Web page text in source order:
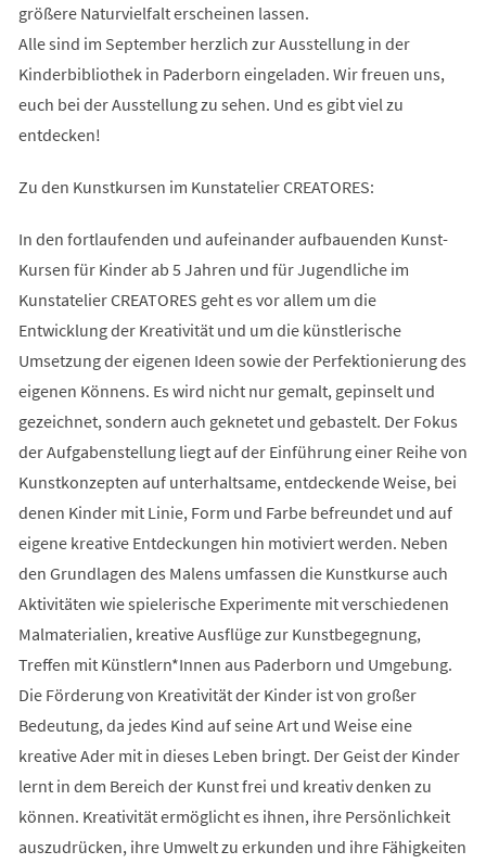
größere Naturvielfalt erscheinen lassen.
Alle sind im September herzlich zur Ausstellung in der
Kinderbibliothek in Paderborn eingeladen. Wir freuen uns,
euch bei der Ausstellung zu sehen. Und es gibt viel zu
entdecken!
Zu den Kunstkursen im Kunstatelier CREATORES:
In den fortlaufenden und aufeinander aufbauenden Kunst-
Kursen für Kinder ab 5 Jahren und für Jugendliche im
Kunstatelier CREATORES geht es vor allem um die
Entwicklung der Kreativität und um die künstlerische
Umsetzung der eigenen Ideen sowie der Perfektionierung des
eigenen Könnens. Es wird nicht nur gemalt, gepinselt und
gezeichnet, sondern auch geknetet und gebastelt. Der Fokus
der Aufgabenstellung liegt auf der Einführung einer Reihe von
Kunstkonzepten auf unterhaltsame, entdeckende Weise, bei
denen Kinder mit Linie, Form und Farbe befreundet und auf
eigene kreative Entdeckungen hin motiviert werden. Neben
den Grundlagen des Malens umfassen die Kunstkurse auch
Aktivitäten wie spielerische Experimente mit verschiedenen
Malmaterialien, kreative Ausflüge zur Kunstbegegnung,
Treffen mit Künstlern*Innen aus Paderborn und Umgebung.
Die Förderung von Kreativität der Kinder ist von großer
Bedeutung, da jedes Kind auf seine Art und Weise eine
kreative Ader mit in dieses Leben bringt. Der Geist der Kinder
lernt in dem Bereich der Kunst frei und kreativ denken zu
können. Kreativität ermöglicht es ihnen, ihre Persönlichkeit
auszudrücken, ihre Umwelt zu erkunden und ihre Fähigkeiten